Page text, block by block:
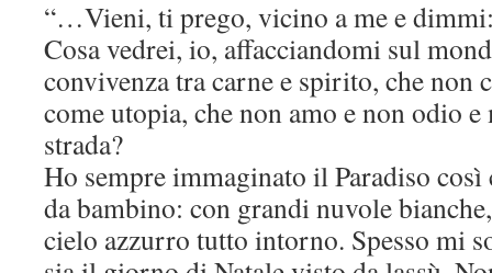
“…Vieni, ti prego, vicino a me e
Cosa vedrei, io, affacciandomi sul
convivenza tra carne e spirito, che non
come utopia, che non amo e non odio
strada?
Ho sempre immaginato il Paradiso
da bambino: con grandi nuvole
cielo azzurro tutto intorno. Spesso mi